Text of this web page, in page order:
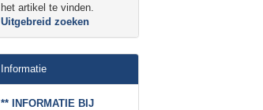
het artikel te vinden.
Uitgebreid zoeken
Informatie
** INFORMATIE BIJ